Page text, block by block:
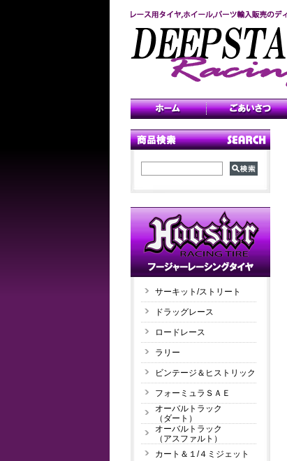
サーキット/ストリート
ドラッグレース
ロードレース
ラリー
ビンテージ＆ヒストリック
フォーミュラＳＡＥ
オーバルトラック
（ダート）
オーバルトラック
（アスファルト）
カート＆１/４ミジェット